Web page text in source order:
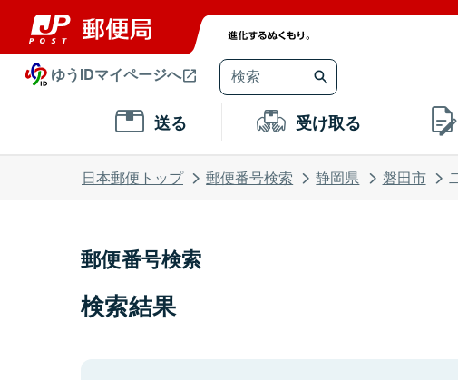
ゆうIDマイページへ
送る 受け取る
日本郵便トップ 郵便番号検索 静岡県 磐田市
郵便番号検索
検索結果